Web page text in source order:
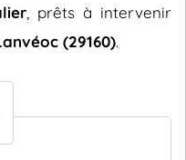
, prêts à intervenir
(29160).